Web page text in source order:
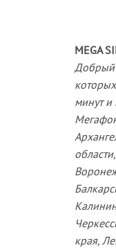
MEGA
Добрый
минут и
края,